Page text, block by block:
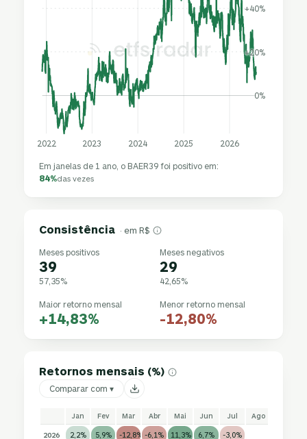
0%
+20%
+40%
2022 2023 2024 2025 2026
Em janelas de 1 ano, o BAER39 foi positivo em:
84%das vezes
Consistência · em R$
Meses positivos
39
57,35%
Meses negativos
29
42,65%
Maior retorno mensal
+14,83%
Menor retorno mensal
-12,80%
Retornos mensais (%)
Comparar com ▾
Jan Fev Mar Abr Mai Jun Jul Ago
2026 2,2% 5,9% -12,8% -6,1% 11,3% 6,7% -3,0%